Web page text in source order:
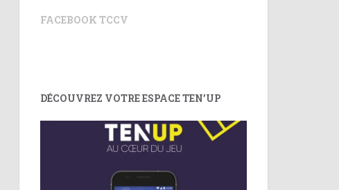
FACEBOOK TCCV
DÉCOUVREZ VOTRE ESPACE TEN’UP